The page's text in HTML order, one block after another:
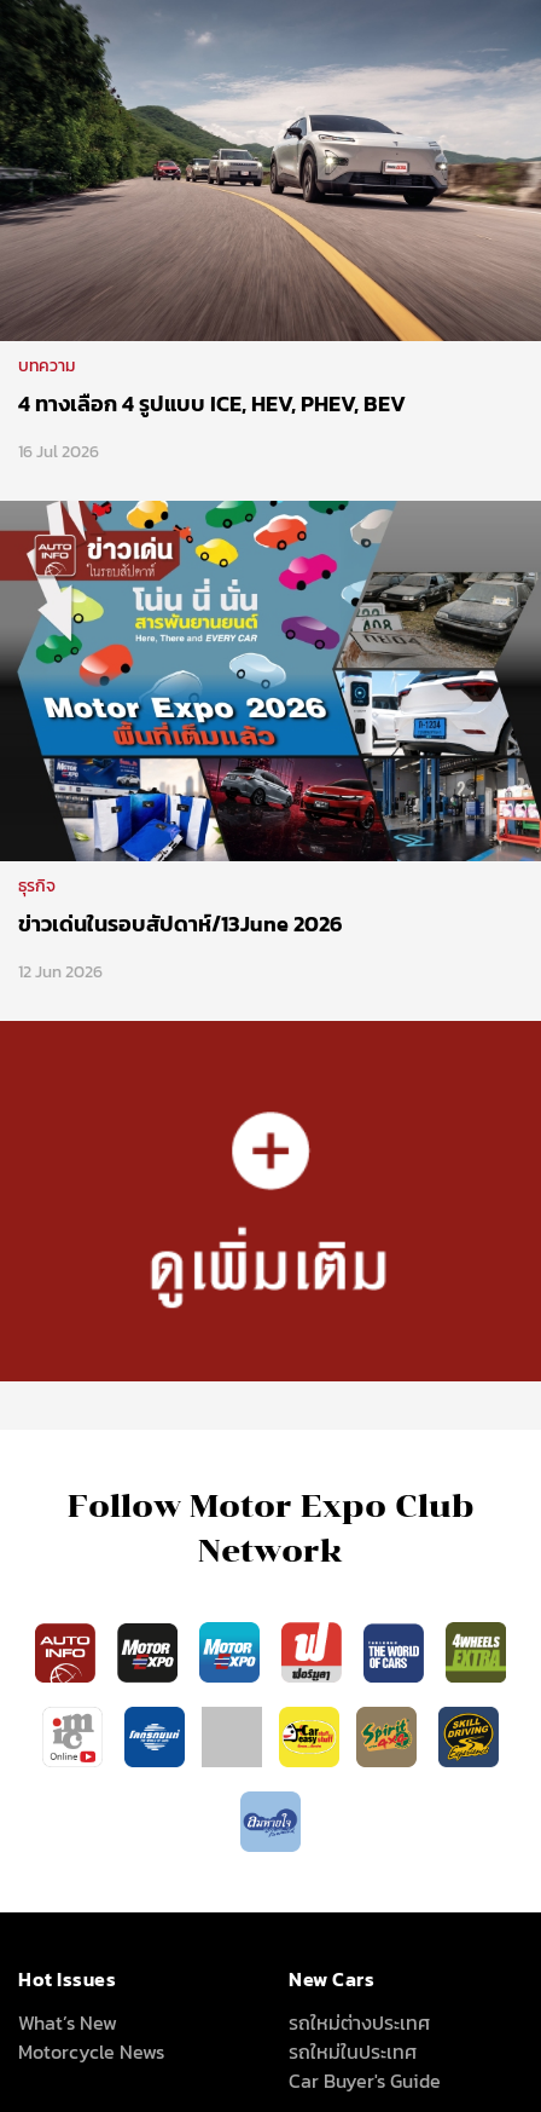
บทความ
4 ทางเลือก 4 รูปแบบ ICE, HEV, PHEV, BEV
16 Jul 2026
ธุรกิจ
ข่าวเด่นในรอบสัปดาห์/13June 2026
12 Jun 2026
Follow Motor Expo Club
Network
Hot Issues
What’s New
Motorcycle News
New Cars
รถใหม่ต่างประเทศ
รถใหม่ในประเทศ
Car Buyer's Guide